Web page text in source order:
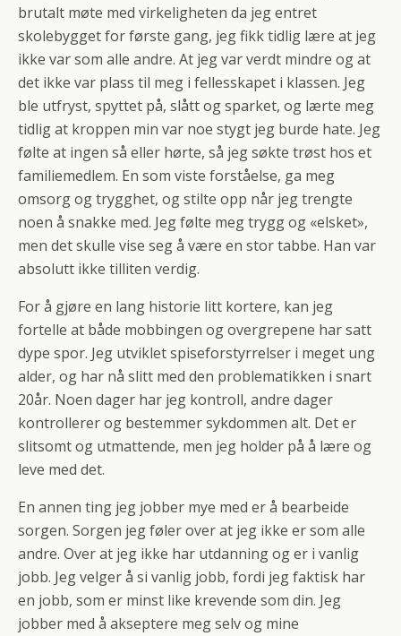
brutalt møte med virkeligheten da jeg entret
skolebygget for første gang, jeg fikk tidlig lære at jeg
ikke var som alle andre. At jeg var verdt mindre og at
det ikke var plass til meg i fellesskapet i klassen. Jeg
ble utfryst, spyttet på, slått og sparket, og lærte meg
tidlig at kroppen min var noe stygt jeg burde hate. Jeg
følte at ingen så eller hørte, så jeg søkte trøst hos et
familiemedlem. En som viste forståelse, ga meg
omsorg og trygghet, og stilte opp når jeg trengte
noen å snakke med. Jeg følte meg trygg og «elsket»,
men det skulle vise seg å være en stor tabbe. Han var
absolutt ikke tilliten verdig.
For å gjøre en lang historie litt kortere, kan jeg
fortelle at både mobbingen og overgrepene har satt
dype spor. Jeg utviklet spiseforstyrrelser i meget ung
alder, og har nå slitt med den problematikken i snart
20år. Noen dager har jeg kontroll, andre dager
kontrollerer og bestemmer sykdommen alt. Det er
slitsomt og utmattende, men jeg holder på å lære og
leve med det.
En annen ting jeg jobber mye med er å bearbeide
sorgen. Sorgen jeg føler over at jeg ikke er som alle
andre. Over at jeg ikke har utdanning og er i vanlig
jobb. Jeg velger å si vanlig jobb, fordi jeg faktisk har
en jobb, som er minst like krevende som din. Jeg
jobber med å akseptere meg selv og mine